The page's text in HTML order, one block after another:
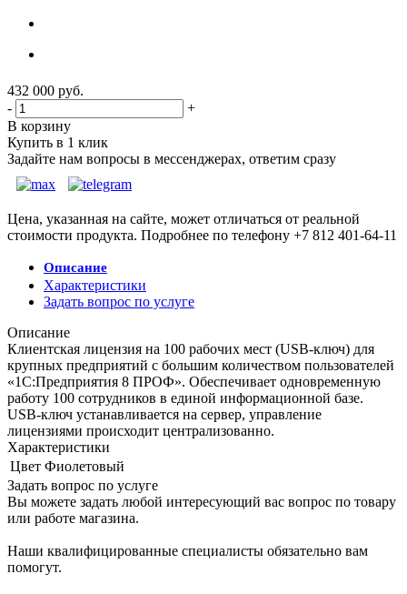
432 000 руб.
-
+
В корзину
Купить в 1 клик
Задайте нам вопросы в мессенджерах, ответим сразу
Цена, указанная на сайте, может отличаться от реальной
стоимости продукта. Подробнее по телефону +7 812 401-64-11
Описание
Характеристики
Задать вопрос по услуге
Описание
Клиентская лицензия на 100 рабочих мест (USB-ключ) для
крупных предприятий с большим количеством пользователей
«1С:Предприятия 8 ПРОФ». Обеспечивает одновременную
работу 100 сотрудников в единой информационной базе.
USB-ключ устанавливается на сервер, управление
лицензиями происходит централизованно.
Характеристики
Цвет Фиолетовый
Задать вопрос по услуге
Вы можете задать любой интересующий вас вопрос по товару
или работе магазина.
Наши квалифицированные специалисты обязательно вам
помогут.